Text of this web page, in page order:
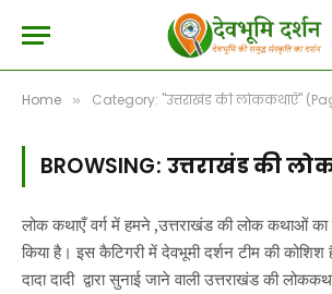
Home » Category: "उत्तराखंड की लोककथाएँ"
BROWSING: उत्तराखंड की
लोक कथाएँ वर्ग में हमने ,उत्तराखंड की लोक कथाओं
किया है। इस कैटिगरी में देवभूमी दर्शन टीम की कोशिश
दादा दादी द्वारा सुनाई जाने वाली उत्तराखंड की